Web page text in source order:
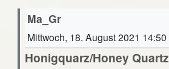
Ma_Gr
Mittwoch, 18. August 2021 14:50
Honigquarz/Honey Quartz